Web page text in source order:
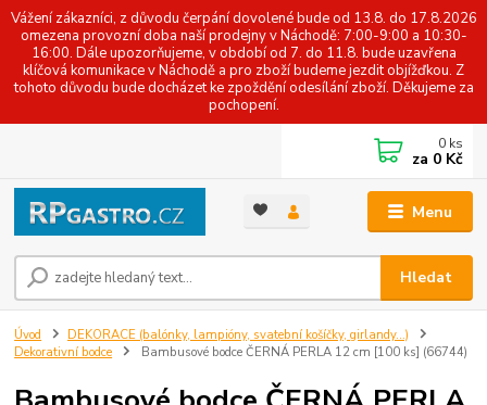
Vážení zákazníci, z důvodu čerpání dovolené bude od 13.8. do 17.8.2026
omezena provozní doba naší prodejny v Náchodě: 7:00-9:00 a 10:30-
16:00. Dále upozorňujeme, v období od 7. do 11.8. bude uzavřena
klíčová komunikace v Náchodě a pro zboží budeme jezdit objížďkou. Z
tohoto důvodu bude docházet ke zpoždění odesílání zboží. Děkujeme za
pochopení.
Menu
Hledat
0 ks
za 0 Kč
Úvod
DEKORACE (balónky, lampióny, svatební košíčky, girlandy...)
Dekorativní bodce
Bambusové bodce ČERNÁ PERLA 12 cm [100 ks] (66744)